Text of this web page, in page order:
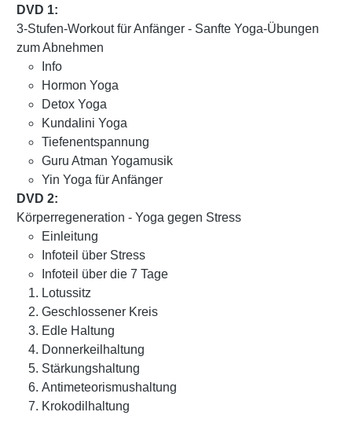
DVD 1:
3-Stufen-Workout für Anfänger - Sanfte Yoga-Übungen
zum Abnehmen
Info
Hormon Yoga
Detox Yoga
Kundalini Yoga
Tiefenentspannung
Guru Atman Yogamusik
Yin Yoga für Anfänger
DVD 2:
Körperregeneration - Yoga gegen Stress
Einleitung
Infoteil über Stress
Infoteil über die 7 Tage
Lotussitz
Geschlossener Kreis
Edle Haltung
Donnerkeilhaltung
Stärkungshaltung
Antimeteorismushaltung
Krokodilhaltung